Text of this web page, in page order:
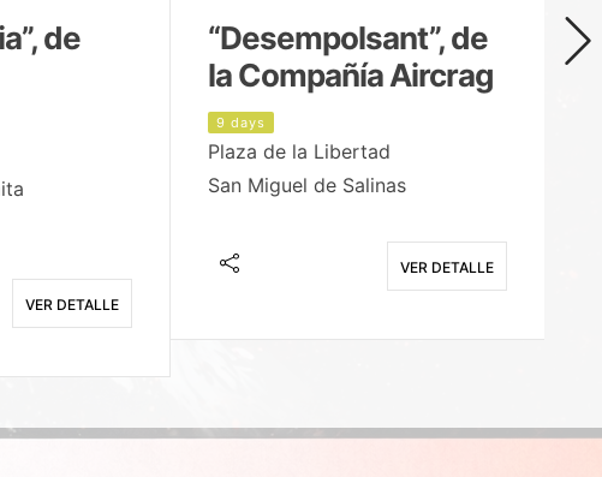
de
VER DETALLE
“Desempolsant”, de
la Compañía Aircrag
9 days
Plaza de la Libertad
San Miguel de Salinas
VER DETALLE